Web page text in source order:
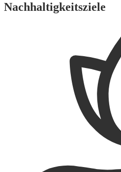
Nachhaltigkeitsziele